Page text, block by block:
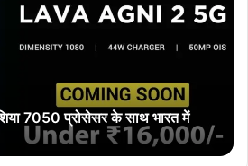
7050 प्रोसेसर के साथ भारत में